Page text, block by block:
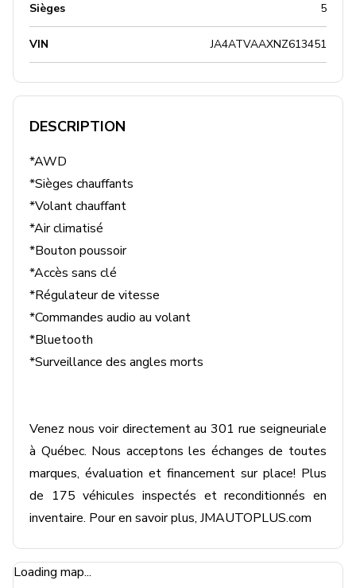
Sièges 5
VIN JA4ATVAAXNZ613451
DESCRIPTION
*AWD
*Sièges chauffants
*Volant chauffant
*Air climatisé
*Bouton poussoir
*Accès sans clé
*Régulateur de vitesse
*Commandes audio au volant
*Bluetooth
*Surveillance des angles morts
Venez nous voir directement au 301 rue seigneuriale
à Québec. Nous acceptons les échanges de toutes
marques, évaluation et financement sur place! Plus
de 175 véhicules inspectés et reconditionnés en
inventaire. Pour en savoir plus, JMAUTOPLUS.com
Loading map...